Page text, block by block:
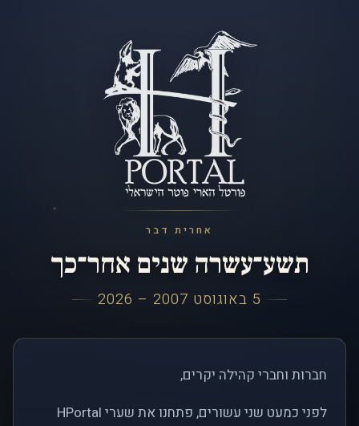
אחרית דבר
תשע־עשרה שנים אחר־כך
5 באוגוסט 2007 – 2026
חברות וחברי קהילה יקרים,
לפני כמעט שני עשורים, פתחנו את שערי HPortal